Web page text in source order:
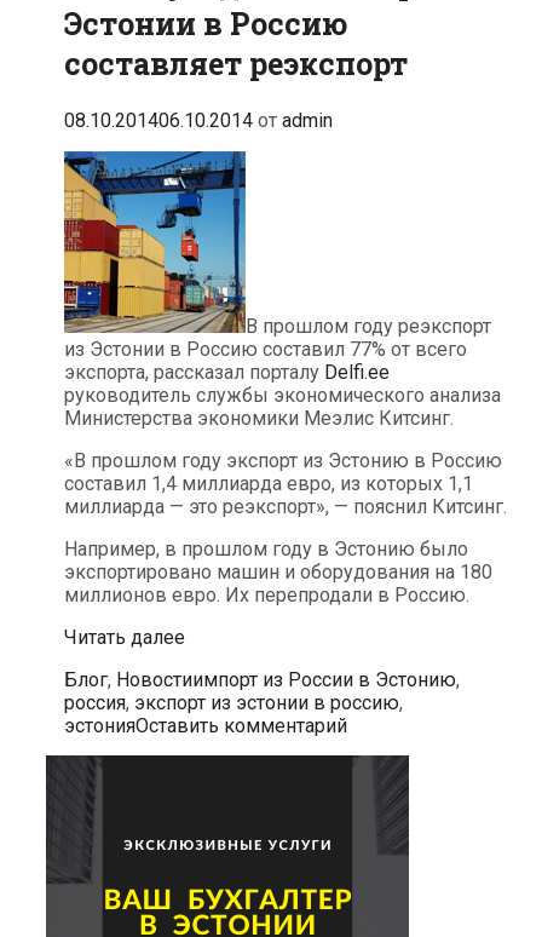
Эстонии в Россию
составляет реэкспорт
08.10.201406.10.2014 от admin
В прошлом году реэкспорт
из Эстонии в Россию составил 77% от всего
экспорта, рассказал порталу Delfi.ee
руководитель службы экономического анализа
Министерства экономики Меэлис Китсинг.
«В прошлом году экспорт из Эстонию в Россию
составил 1,4 миллиарда евро, из которых 1,1
миллиарда — это реэкспорт», — пояснил Китсинг.
Например, в прошлом году в Эстонию было
экспортировано машин и оборудования на 180
миллионов евро. Их перепродали в Россию.
Читать далееЛьвиную
экспорта
Эстонии
в
Россию
Рубрики
Блог, НовостиМетки
импорт из России в Эстонию,
россия, экспорт из эстонии в россию,
эстонияОставить комментарий